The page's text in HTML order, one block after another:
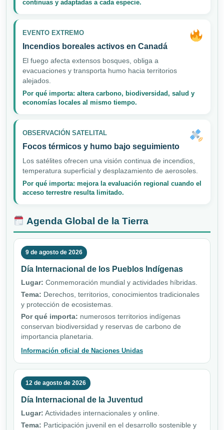
continuas y adaptadas a cada especie.
EVENTO EXTREMO
Incendios boreales activos en Canadá
El fuego afecta extensos bosques, obliga a
evacuaciones y transporta humo hacia territorios
alejados.
Por qué importa: altera carbono, biodiversidad, salud y
economías locales al mismo tiempo.
OBSERVACIÓN SATELITAL
Focos térmicos y humo bajo seguimiento
Los satélites ofrecen una visión continua de incendios,
temperatura superficial y desplazamiento de aerosoles.
Por qué importa: mejora la evaluación regional cuando el
acceso terrestre resulta limitado.
Agenda Global de la Tierra
9 de agosto de 2026
Día Internacional de los Pueblos Indígenas
Lugar: Conmemoración mundial y actividades híbridas.
Tema: Derechos, territorios, conocimientos tradicionales
y protección de ecosistemas.
Por qué importa: numerosos territorios indígenas
conservan biodiversidad y reservas de carbono de
importancia planetaria.
Información oficial de Naciones Unidas
12 de agosto de 2026
Día Internacional de la Juventud
Lugar: Actividades internacionales y online.
Tema: Participación juvenil en el desarrollo sostenible y